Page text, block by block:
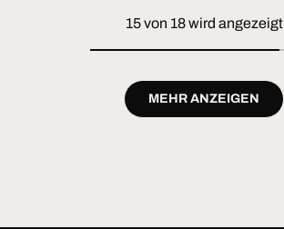
15 von 18 wird angezeigt
MEHR ANZEIGEN